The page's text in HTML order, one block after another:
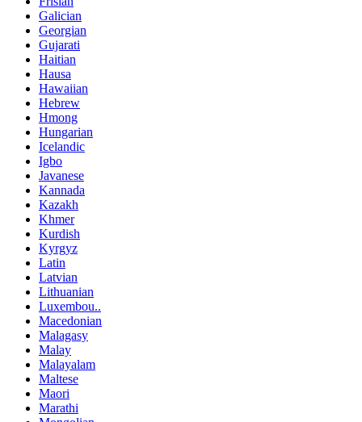
Galician
Georgian
Gujarati
Haitian
Hausa
Hawaiian
Hebrew
Hmong
Hungarian
Icelandic
Igbo
Javanese
Kannada
Kazakh
Khmer
Kurdish
Kyrgyz
Latin
Latvian
Lithuanian
Luxembou..
Macedonian
Malagasy
Malay
Malayalam
Maltese
Maori
Marathi